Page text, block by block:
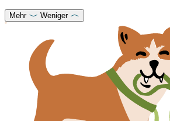
Mehr Weniger